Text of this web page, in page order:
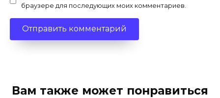
браузере для последующих моих комментариев.
Вам также может понравиться